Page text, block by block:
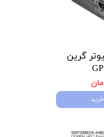
گرین